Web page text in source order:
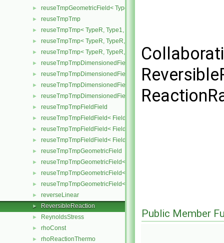
► reuseTmpGeometricField< TypeR, TypeR, PatchField, GeoMesh >
► reuseTmpTmp
► reuseTmpTmp< TypeR, Type1, Type12, TypeR >
► reuseTmpTmp< TypeR, TypeR, TypeR, Type2 >
► reuseTmpTmp< TypeR, TypeR, TypeR, TypeR >
► reuseTmpTmpDimensionedField
► reuseTmpTmpDimensionedField< TypeR, Type1, Type12, TypeR,
► reuseTmpTmpDimensionedField< TypeR, TypeR, TypeR, Type2,
► reuseTmpTmpDimensionedField< TypeR, TypeR, TypeR, TypeR,
► reuseTmpTmpFieldField
► reuseTmpTmpFieldField< Field, TypeR, Type1, Type12, TypeR >
► reuseTmpTmpFieldField< Field, TypeR, TypeR, TypeR, Type2 >
► reuseTmpTmpFieldField< Field, TypeR, TypeR, TypeR, TypeR >
► reuseTmpTmpGeometricField
► reuseTmpTmpGeometricField< TypeR, Type1, Type12, TypeR,
► reuseTmpTmpGeometricField< TypeR, TypeR, TypeR, Type2,
► reuseTmpTmpGeometricField< TypeR, TypeR, TypeR, TypeR,
► reverseLinear
► ReversibleReaction
► ReynoldsStress
► rhoConst
► rhoReactionThermo
Public Member